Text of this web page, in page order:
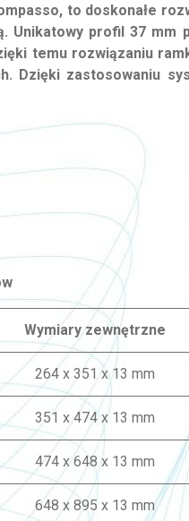
to doskonałe
profil 37 mm
temu rozwiązaniu
zastosowaniu
Wymiary zewnętrzne
264 x 351 x 13 mm
351 x 474 x 13 mm
474 x 648 x 13 mm
648 x 895 x 13 mm